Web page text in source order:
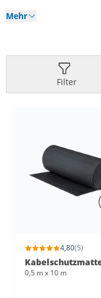
Mehr
Filter
4,80(5)
0,5 m x 10 m